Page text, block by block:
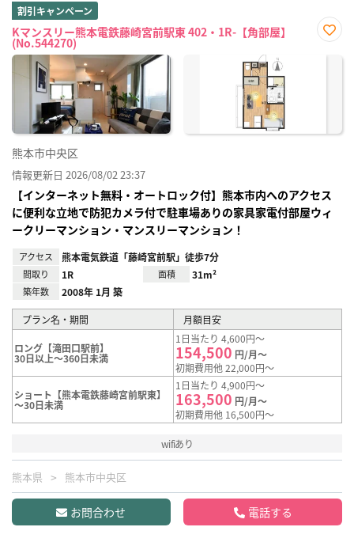
割引キャンペーン
Kマンスリー熊本電鉄藤崎宮前駅東 402・1R-【角部屋】
(No.544270)
に入
熊本市中央区
情報更新日 2026/08/02 23:37
【インターネット無料・オートロック付】熊本市内へのアクセス
に便利な立地で防犯カメラ付で駐車場ありの家具家電付部屋ウィ
ークリーマンション・マンスリーマンション！
アクセス 熊本電気鉄道「藤崎宮前駅」徒歩7分
間取り 1R 面積 31m²
築年数 2008年 1月 築
プラン名・期間 月額目安
ロング【滝田口駅前】
30日以上～360日未満
1日当たり 4,600円～
154,500 円/月～
初期費用他 22,000円～
ショート【熊本電鉄藤崎宮前駅東】
～30日未満
1日当たり 4,900円～
163,500 円/月～
初期費用他 16,500円～
wifiあり
熊本県 熊本市中央区
お問合わせ 電話する